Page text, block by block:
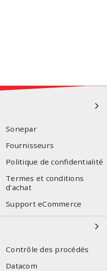
Sonepar
Fournisseurs
Politique de confidentialité
Termes et conditions
d'achat
Support eCommerce
Contrôle des procédés
Datacom